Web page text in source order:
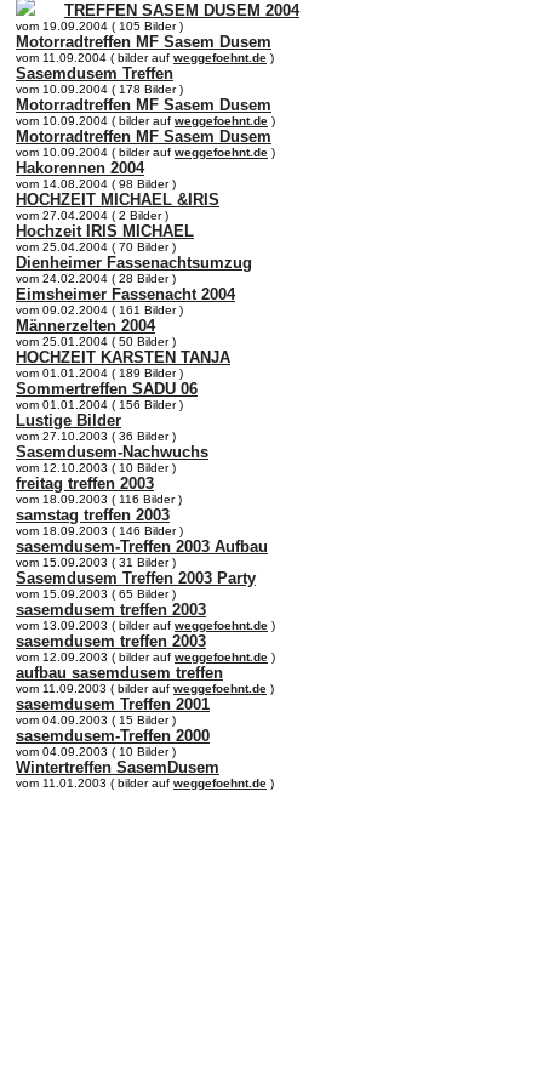
TREFFEN SASEM DUSEM 2004
vom 19.09.2004 ( 105 Bilder )
Motorradtreffen MF Sasem Dusem
vom 11.09.2004 ( bilder auf weggefoehnt.de )
Sasemdusem Treffen
vom 10.09.2004 ( 178 Bilder )
Motorradtreffen MF Sasem Dusem
vom 10.09.2004 ( bilder auf weggefoehnt.de )
Motorradtreffen MF Sasem Dusem
vom 10.09.2004 ( bilder auf weggefoehnt.de )
Hakorennen 2004
vom 14.08.2004 ( 98 Bilder )
HOCHZEIT MICHAEL &IRIS
vom 27.04.2004 ( 2 Bilder )
Hochzeit IRIS MICHAEL
vom 25.04.2004 ( 70 Bilder )
Dienheimer Fassenachtsumzug
vom 24.02.2004 ( 28 Bilder )
Eimsheimer Fassenacht 2004
vom 09.02.2004 ( 161 Bilder )
Männerzelten 2004
vom 25.01.2004 ( 50 Bilder )
HOCHZEIT KARSTEN TANJA
vom 01.01.2004 ( 189 Bilder )
Sommertreffen SADU 06
vom 01.01.2004 ( 156 Bilder )
Lustige Bilder
vom 27.10.2003 ( 36 Bilder )
Sasemdusem-Nachwuchs
vom 12.10.2003 ( 10 Bilder )
freitag treffen 2003
vom 18.09.2003 ( 116 Bilder )
samstag treffen 2003
vom 18.09.2003 ( 146 Bilder )
sasemdusem-Treffen 2003 Aufbau
vom 15.09.2003 ( 31 Bilder )
Sasemdusem Treffen 2003 Party
vom 15.09.2003 ( 65 Bilder )
sasemdusem treffen 2003
vom 13.09.2003 ( bilder auf weggefoehnt.de )
sasemdusem treffen 2003
vom 12.09.2003 ( bilder auf weggefoehnt.de )
aufbau sasemdusem treffen
vom 11.09.2003 ( bilder auf weggefoehnt.de )
sasemdusem Treffen 2001
vom 04.09.2003 ( 15 Bilder )
sasemdusem-Treffen 2000
vom 04.09.2003 ( 10 Bilder )
Wintertreffen SasemDusem
vom 11.01.2003 ( bilder auf weggefoehnt.de )